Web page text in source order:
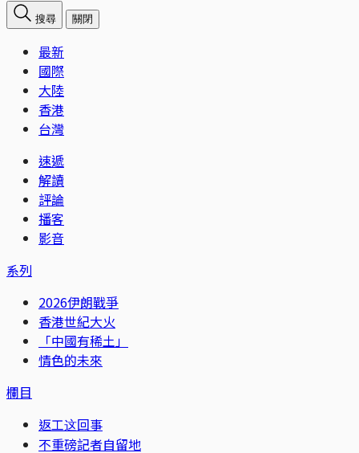
搜尋 關閉
最新
國際
大陸
香港
台灣
速遞
解讀
評論
播客
影音
系列
2026伊朗戰爭
香港世紀大火
「中國有稀土」
情色的未來
欄目
返工这回事
不重磅記者自留地